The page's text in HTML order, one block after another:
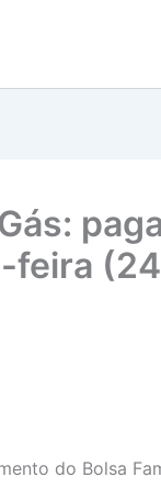
feira
do Bolsa